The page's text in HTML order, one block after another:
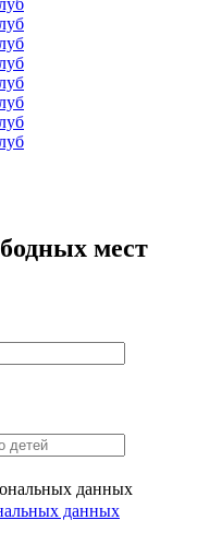
мест
данных
данных